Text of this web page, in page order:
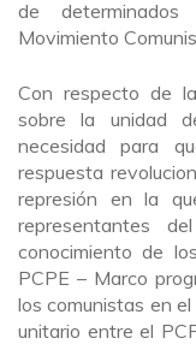
de
Movimiento
Con respecto de
sobre la unidad
necesidad para
respuesta
represión en la
representantes
conocimiento de
PCPE – Marco
los comunistas en
unitario entre el